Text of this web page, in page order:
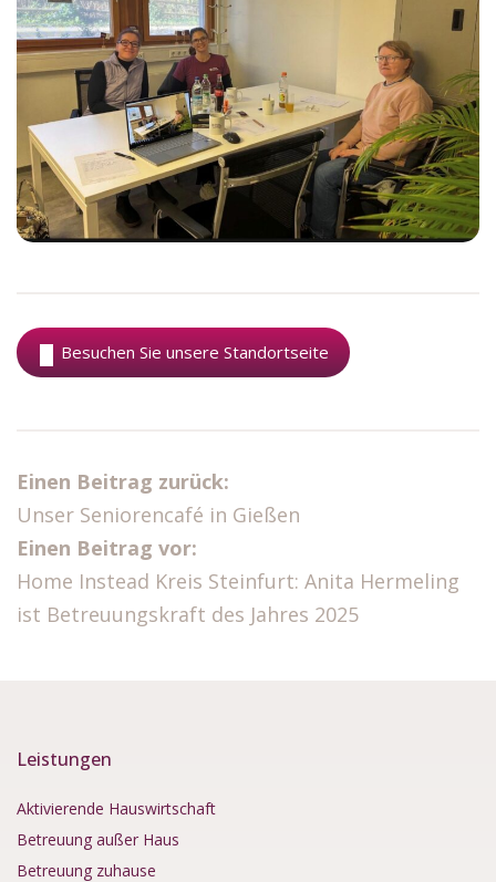
Besuchen Sie unsere Standortseite
Einen Beitrag zurück:
Unser Seniorencafé in Gießen
Einen Beitrag vor:
Home Instead Kreis Steinfurt: Anita Hermeling
ist Betreuungskraft des Jahres 2025
Leistungen
Aktivierende Hauswirtschaft
Betreuung außer Haus
Betreuung zuhause